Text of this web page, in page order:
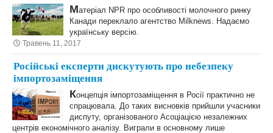
Матеріал NPR про особливості молочного ринку
Канади переклало агентство Milknews. Надаємо
українську версію.
Травень 11, 2017
Російські експерти дискутують про небезпеку
імпортозаміщення
Концепція імпортозаміщення в Росії практично не
спрацювала. До таких висновків прийшли учасники
диспуту, організованого Асоціацією незалежних
центрів економічного аналізу. Виграли в основному лише